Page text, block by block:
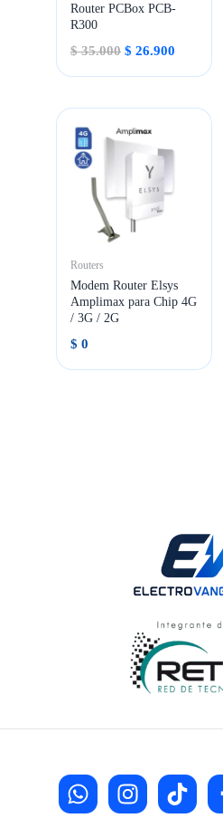
Router PCBox PCB-
R300
$35.000 El
original
$ 26.900
precio
actual
$ 26.900.
Routers
Modem Router Elsys
Amplimax para Chip 4G
/ 3G / 2G
$ 0